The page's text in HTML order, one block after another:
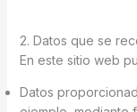
2. Datos que se
En este sitio web
Datos